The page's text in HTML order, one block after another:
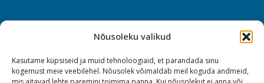
Nõusoleku valikud
Kasutame küpsiseid ja muid tehnoloogiaid, et parandada sinu
kogemust meie veebilehel. Nõusolek võimaldab meil koguda andmeid,